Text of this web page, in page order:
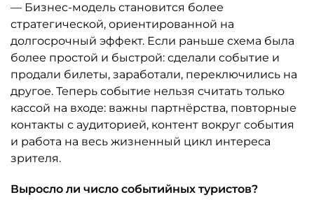
— Бизнес-модель становится более
стратегической, ориентированной на
долгосрочный эффект. Если раньше схема была
более простой и быстрой: сделали событие и
продали билеты, заработали, переключились на
другое. Теперь событие нельзя считать только
кассой на входе: важны партнёрства, повторные
контакты с аудиторией, контент вокруг события
и работа на весь жизненный цикл интереса
зрителя.
Выросло ли число событийных туристов?